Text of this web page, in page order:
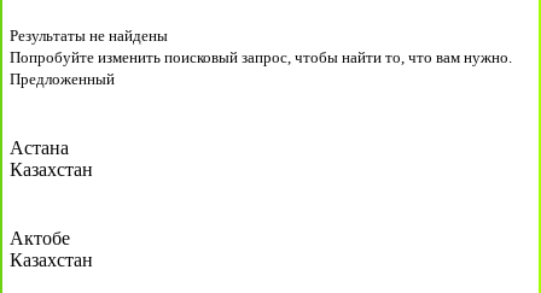
Результаты не найдены
Попробуйте изменить поисковый запрос, чтобы найти то, что вам нужно.
Предложенный
Астана
Казахстан
Актобе
Казахстан